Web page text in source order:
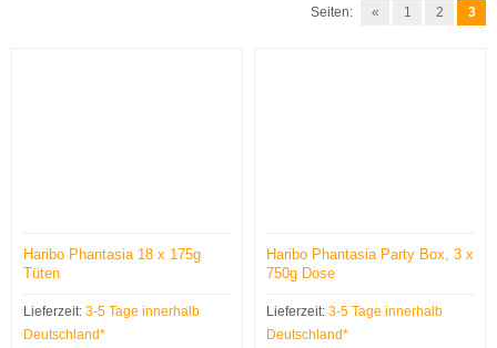
Seiten: « 1 2 3
Haribo Phantasia 18 x 175g
Tüten
Lieferzeit: 3-5 Tage innerhalb
Deutschland*
Haribo Phantasia Party Box, 3 x
750g Dose
Lieferzeit: 3-5 Tage innerhalb
Deutschland*